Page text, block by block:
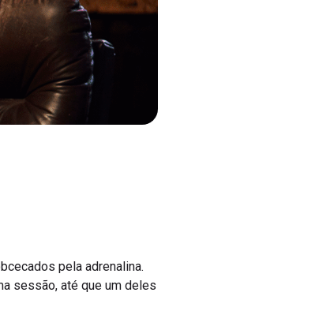
pela adrenalina.
sessão, até que um deles